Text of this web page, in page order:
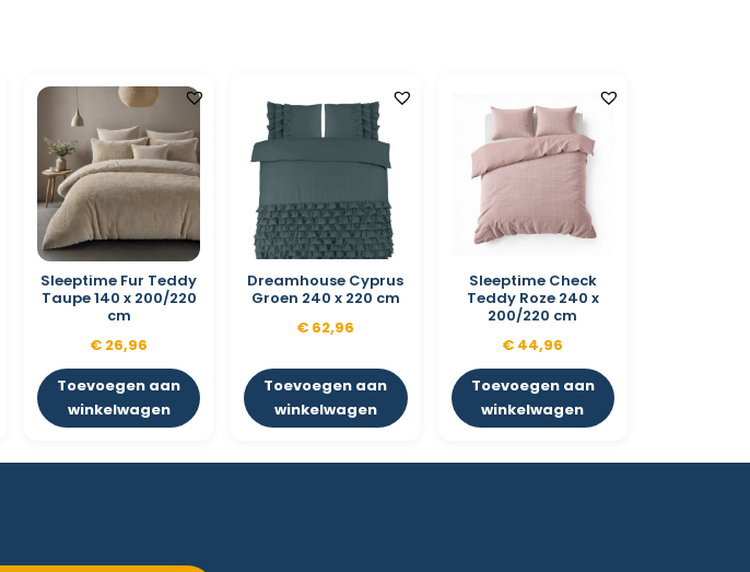
Sleeptime Fur Teddy
Taupe 140 x 200/220
cm
€ 26,96
Toevoegen aan
winkelwagen
Dreamhouse Cyprus
Groen 240 x 220 cm
€ 62,96
Toevoegen aan
winkelwagen
Sleeptime Check
Teddy Roze 240 x
200/220 cm
€ 44,96
Toevoegen aan
winkelwagen